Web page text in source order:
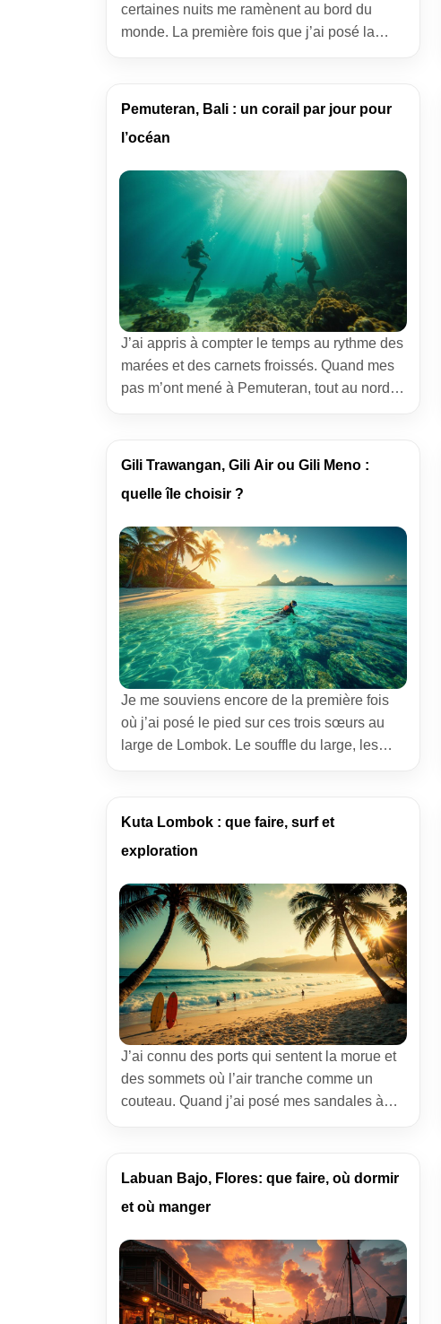
certaines nuits me ramènent au bord du
monde. La première fois que j’ai posé la
silhouettes discrètes montaient en silence.
Je savais que […]
Pemuteran, Bali : un corail par jour pour
l’océan
J’ai appris à compter le temps au rythme des
marées et des carnets froissés. Quand mes
pas m’ont mené à Pemuteran, tout au nord
corail par jour. Une promesse simple pour
[…]
Gili Trawangan, Gili Air ou Gili Meno :
quelle île choisir ?
Je me souviens encore de la première fois
où j’ai posé le pied sur ces trois sœurs au
large de Lombok. Le souffle du large, les
Trawangan, Gili Air ou Gili Meno… trois
caractères bien distincts. On […]
Kuta Lombok : que faire, surf et
exploration
J’ai connu des ports qui sentent la morue et
des sommets où l’air tranche comme un
couteau. Quand j’ai posé mes sandales à
des routes poussiéreuses. On vient pour le
surf, on reste pour la lumière, les collines et
cette […]
Labuan Bajo, Flores: que faire, où dormir
et où manger